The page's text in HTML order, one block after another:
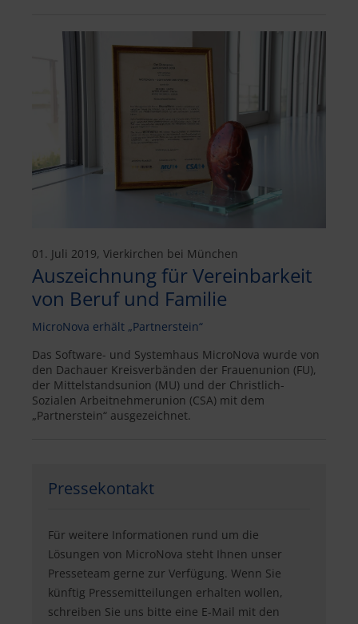
01. Juli 2019, Vierkirchen bei München
Auszeichnung für Vereinbarkeit
von Beruf und Familie
MicroNova erhält „Partnerstein“
Das Software- und Systemhaus MicroNova wurde von
den Dachauer Kreisverbänden der Frauenunion (FU),
der Mittelstandsunion (MU) und der Christlich-
Sozialen Arbeitnehmerunion (CSA) mit dem
„Partnerstein“ ausgezeichnet.
Pressekontakt
Für weitere Informationen rund um die
Lösungen von MicroNova steht Ihnen unser
Presseteam gerne zur Verfügung. Wenn Sie
künftig Pressemitteilungen erhalten wollen,
schreiben Sie uns bitte eine E-Mail mit den